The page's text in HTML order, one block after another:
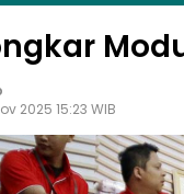
2025 15:23 WIB